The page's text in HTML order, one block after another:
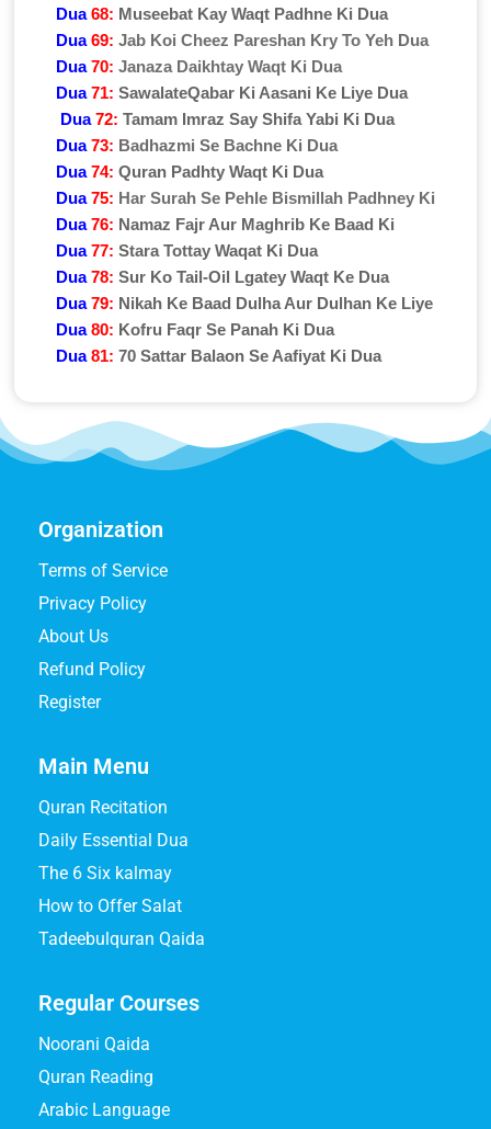
Dua 68: Museebat Kay Waqt Padhne Ki Dua
Dua69: Jab Koi Cheez Pareshan Kry To Yeh Dua
Dua 70: Janaza Daikhtay Waqt Ki Dua
Dua 71: SawalateQabar Ki Aasani Ke Liye Dua
Dua 72: Tamam Imraz Say Shifa Yabi Ki Dua
Dua 73: Badhazmi Se Bachne Ki Dua
Dua 74: Quran Padhty Waqt Ki Dua
Dua 75: Har Surah Se Pehle Bismillah Padhney Ki
Dua 76: Namaz Fajr Aur Maghrib Ke Baad Ki
Dua 77: Stara Tottay Waqat Ki Dua
Dua 78: Sur Ko Tail-Oil Lgatey Waqt Ke Dua
Dua 79: Nikah Ke Baad Dulha Aur Dulhan Ke Liye
Dua 80: Kofru Faqr Se Panah Ki Dua
Dua 81: 70 Sattar Balaon Se Aafiyat Ki Dua
Organization
Terms of Service
Privacy Policy
About Us
Refund Policy
Register
Main Menu
Quran Recitation
Daily Essential Dua
The 6 Six kalmay
How to Offer Salat
Tadeebulquran Qaida
Regular Courses
Noorani Qaida
Quran Reading
Arabic Language